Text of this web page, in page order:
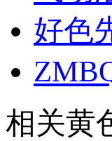
好色
相关黄